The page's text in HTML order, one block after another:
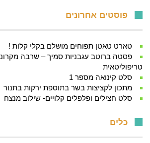
פוסטים אחרונים
טארט טאטן תפוחים מושלם בקלי קלות !
פסטה ברוטב עגבניות סמיך – שרבה
טריפוליטאית
סלט קינואה מספר 1
מתכון לקציצות בשר בתוספת ירקות בתנור
סלט חצילים ופלפלים קלויים- שילוב מנצח
כלים